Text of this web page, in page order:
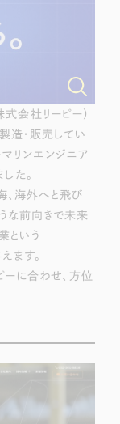
式会社リーピー）
造・販売してい
リンエンジニア
た。
、海外へと飛び
な前向きで未来
という
ます。
ーに合わせ、方位